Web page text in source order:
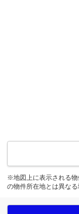
※地図上に表示される物
の物件所在地とは異なる